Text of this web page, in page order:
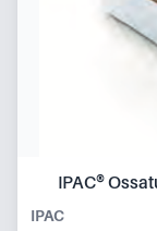
IPAC®
IPAC